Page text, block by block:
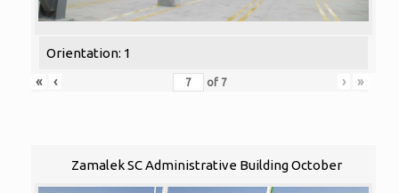
Orientation: 1
«
‹ of 7 › »
Zamalek SC Administrative Building October